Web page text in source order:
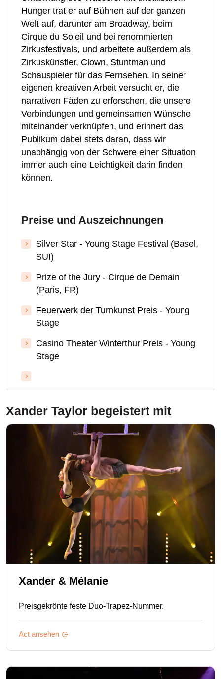
Hunger trat er auf Bühnen auf der ganzen
Welt auf, darunter am Broadway, beim
Cirque du Soleil und bei renommierten
Zirkusfestivals, und arbeitete außerdem als
Zirkuskünstler, Clown, Stuntman und
Schauspieler für das Fernsehen. In seiner
eigenen kreativen Arbeit versucht er, die
narrativen Fäden zu erforschen, die unsere
Verbindungen und gemeinsamen Wünsche
miteinander verknüpfen, und erinnert das
Publikum dabei stets daran, dass wir
unabhängig von der Schwere einer Situation
immer auch eine Leichtigkeit darin finden
können.
Preise und Auszeichnungen
Silver Star - Young Stage Festival (Basel,
SUI)
Prize of the Jury - Cirque de Demain
(Paris, FR)
Feuerwerk der Turnkunst Preis - Young
Stage
Casino Theater Winterthur Preis - Young
Stage
Xander Taylor begeistert mit
Xander & Mélanie
Preisgekrönte feste Duo-Trapez-Nummer.
Act ansehen